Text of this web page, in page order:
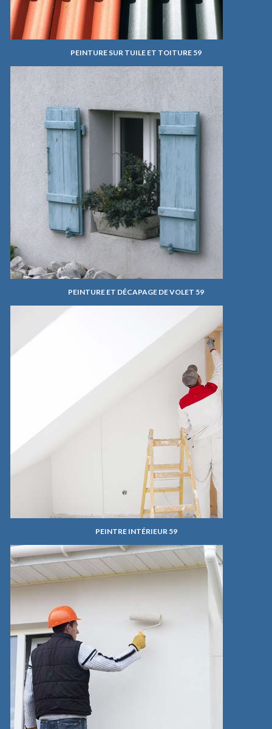
PEINTURE SUR TUILE ET TOITURE 59
PEINTURE ET DÉCAPAGE DE VOLET 59
PEINTRE INTÉRIEUR 59